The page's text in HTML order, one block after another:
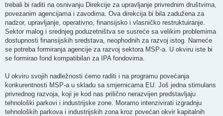
trebali bi raditi na osnivanju Direkcije za upravljanje privrednim društvima,
povezanim agencijama i zavodima. Ova direkcija bi bila zadužena za
nadzor, upravljanje, operativno, finansijsko i vlasničko restruktuiranje.
Sektor malog i srednjeg poduzetništva se susreće sa velikim problemima
dostupnosti finansijskih sredstava, neophodnih za razvoj istog. Nameće
se potreba formiranja agencije za razvoj sektora MSP-a. U okviru iste bi
se formirao fond kompatibilan za IPA fondovima.
U okviru svojih nadležnosti ćemo raditi i na programu povećanja
konkurentnosti MSP-a u skladu sa smjernicama EU. Još jedna stimulans
privrednog razvoja, koji je kod nas prilično nerazvijen predstavljaju
tehnološki parkovi i industrijske zone. Moramo intenzivirati izgradnju
tehnoloških parkova i industrijskih zona kroz povećan okvir kapitalnih